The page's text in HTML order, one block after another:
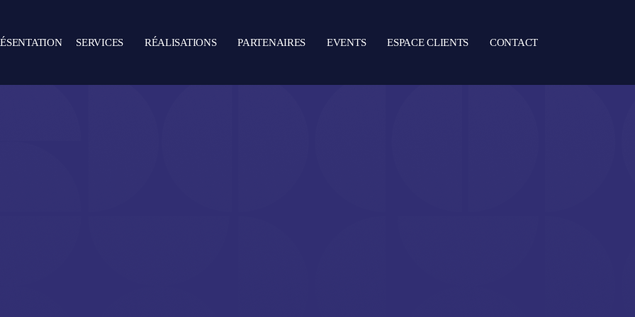
SERVICES RÉALISATIONS PARTENAIRES EVENTS ESPACE CLIENTS CONTACT